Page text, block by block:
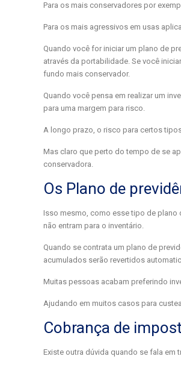
Para os mais conservadores por
Para os mais agressivos em usas
Quando você for iniciar um plano de
através da portabilidade. Se você
fundo mais conservador.
Quando você pensa em realizar um
para uma margem para risco.
A longo prazo, o risco para certos
Mas claro que perto do tempo de se
conservadora.
Os Plano de
Isso mesmo, como esse tipo de plano
não entram para o inventário.
Quando se contrata um plano de
acumulados serão revertidos
Muitas pessoas acabam preferindo
Ajudando em muitos casos para
Cobrança de
Existe outra dúvida quando se fala